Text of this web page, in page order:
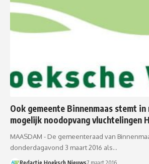
Ook gemeente Binnenmaas stemt
mogelijk noodopvang vluchtelingen
MAASDAM - De gemeenteraad van
donderdagavond 3 maart 2016 als…